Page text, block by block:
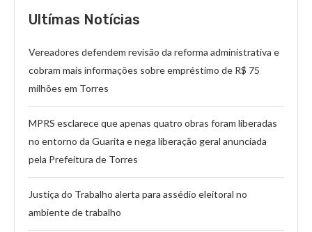
Ultímas Notícias
Vereadores defendem revisão da reforma administrativa e
cobram mais informações sobre empréstimo de R$ 75
milhões em Torres
MPRS esclarece que apenas quatro obras foram liberadas
no entorno da Guarita e nega liberação geral anunciada
pela Prefeitura de Torres
Justiça do Trabalho alerta para assédio eleitoral no
ambiente de trabalho